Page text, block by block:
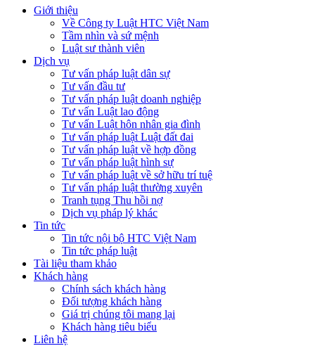
Giới thiệu
Về Công ty Luật HTC Việt Nam
Tầm nhìn và sứ mệnh
Luật sư thành viên
Dịch vụ
Tư vấn pháp luật dân sự
Tư vấn đầu tư
Tư vấn pháp luật doanh nghiệp
Tư vấn Luật lao động
Tư vấn Luật hôn nhân gia đình
Tư vấn pháp luật Luật đất đai
Tư vấn pháp luật về hợp đồng
Tư vấn pháp luật hình sự
Tư vấn pháp luật về sở hữu trí tuệ
Tư vấn pháp luật thường xuyên
Tranh tụng Thu hồi nợ
Dịch vụ pháp lý khác
Tin tức
Tin tức nội bộ HTC Việt Nam
Tin tức pháp luật
Tài liệu tham khảo
Khách hàng
Chính sách khách hàng
Đối tượng khách hàng
Giá trị chúng tôi mang lại
Khách hàng tiêu biểu
Liên hệ